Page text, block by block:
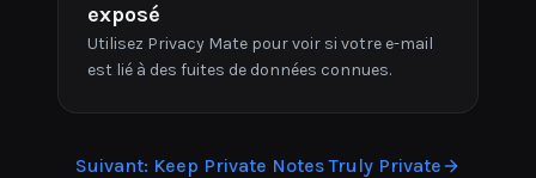
exposé
Utilisez Privacy Mate pour voir si votre e-mail
est lié à des fuites de données connues.
Suivant: Keep Private Notes Truly Private